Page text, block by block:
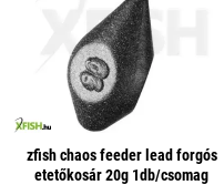
zfish chaos feeder lead forgós
etetőkosár 20g 1db/csomag